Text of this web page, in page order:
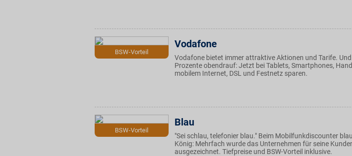
BSW-Vorteil
Vodafone
Vodafone bietet immer attraktive Aktionen und Tarife. Und
Prozente obendrauf: Jetzt bei Tablets, Smartphones,
mobilem Internet, DSL und Festnetz sparen.
BSW-Vorteil
Blau
"Sei schlau, telefonier blau." Beim Mobilfunkdiscounter
König: Mehrfach wurde das Unternehmen für seine
ausgezeichnet. Tiefpreise und BSW-Vorteil inklusive.